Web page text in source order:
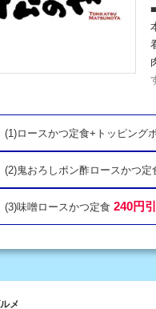
(1)ロースかつ定食+トッピング
(2)鬼おろしポン酢ロースかつ定
(3)味噌ロースかつ定食 240円
メ